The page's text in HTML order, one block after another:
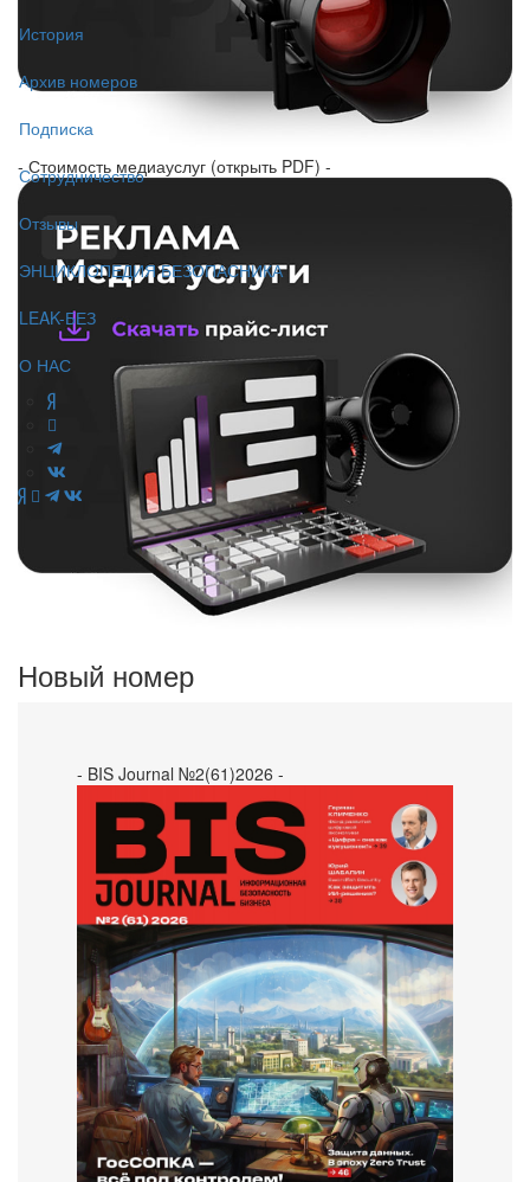
История
Архив номеров
Подписка
Сотрудничество
Отзывы
ЭНЦИКЛОПЕДИЯ БЕЗОПАСНИКА
LEAK-БЕЗ
О НАС
- Стоимость медиауслуг (открыть PDF) -
Новый номер
- BIS Journal №2(61)2026 -